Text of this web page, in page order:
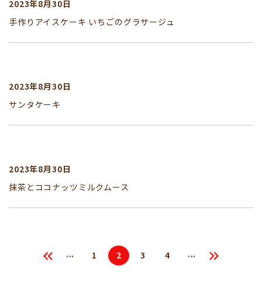
2023年8月30日
手作りアイスケーキ いちごのグラサージュ
2023年8月30日
サンタケーキ
2023年8月30日
抹茶とココナッツミルクムース
... 1 2 3 4 ...